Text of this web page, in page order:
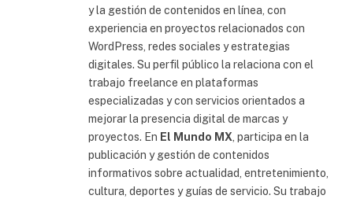
y la gestión de contenidos en línea, con
experiencia en proyectos relacionados con
WordPress, redes sociales y estrategias
digitales. Su perfil público la relaciona con el
trabajo freelance en plataformas
especializadas y con servicios orientados a
mejorar la presencia digital de marcas y
proyectos. En El Mundo MX, participa en la
publicación y gestión de contenidos
informativos sobre actualidad, entretenimiento,
cultura, deportes y guías de servicio. Su trabajo